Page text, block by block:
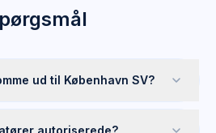
ud til København SV?
autoriserede?